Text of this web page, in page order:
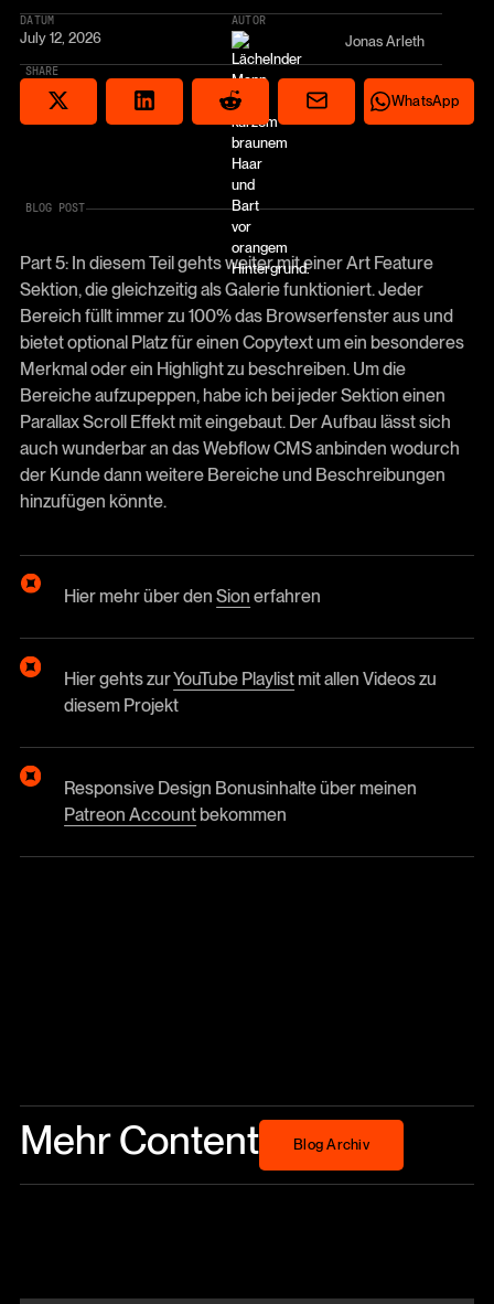
DATUM
July 12, 2026
AUTOR
Jonas Arleth
SHARE
Auf X teilen Share on LinkedInShare on RedditShare via emailShare on
WhatsApp
BLOG POST
Part 5: In diesem Teil gehts weiter mit einer Art Feature
Sektion, die gleichzeitig als Galerie funktioniert. Jeder
Bereich füllt immer zu 100% das Browserfenster aus und
bietet optional Platz für einen Copytext um ein besonderes
Merkmal oder ein Highlight zu beschreiben. Um die
Bereiche aufzupeppen, habe ich bei jeder Sektion einen
Parallax Scroll Effekt mit eingebaut. Der Aufbau lässt sich
auch wunderbar an das Webflow CMS anbinden wodurch
der Kunde dann weitere Bereiche und Beschreibungen
hinzufügen könnte.
Hier mehr über denSion erfahren
Hier gehts zurYouTube Playlist mit allen Videos zu
diesem Projekt
Responsive Design Bonusinhalte über meinen
Patreon Account bekommen
Mehr Content Blog Archiv
Blog Archiv